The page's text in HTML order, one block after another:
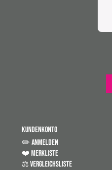
KUNDENKONTO
✏️ ANMELDEN
❤️ MERKLISTE
⚖️ VERGLEICHSLISTE